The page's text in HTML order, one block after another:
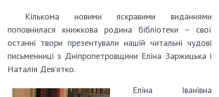
Кількома новими яскравими виданнями
поповнилася книжкова родина бібліотеки – свої
останні твори презентували нашій читальні чудові
письменниці з Дніпропетровщини Еліна Заржицька і
Наталія Дев’ятко.
Еліна Іванівна